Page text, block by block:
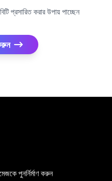
প্রসারিত করার উপায় পাচ্ছেন
পুনর্নির্মাণ করুন